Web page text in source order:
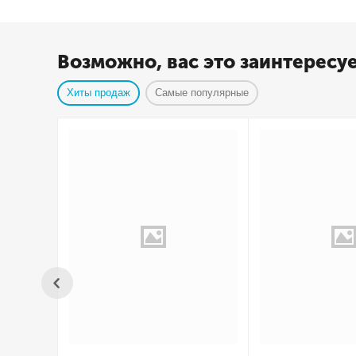
Возможно, вас это
Хиты продаж Самые популярные